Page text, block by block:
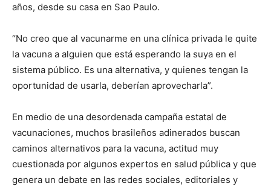
años, desde su casa en Sao Paulo.
“No creo que al vacunarme en una clínica privada le quite
la vacuna a alguien que está esperando la suya en el
sistema público. Es una alternativa, y quienes tengan la
oportunidad de usarla, deberían aprovecharla”.
En medio de una desordenada campaña estatal de
vacunaciones, muchos brasileños adinerados buscan
caminos alternativos para la vacuna, actitud muy
cuestionada por algunos expertos en salud pública y que
genera un debate en las redes sociales, editoriales y